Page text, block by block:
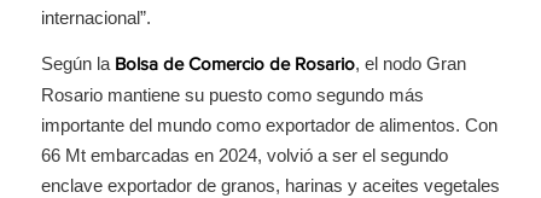
internacional”.
Según la Bolsa de Comercio de Rosario, el nodo Gran
Rosario mantiene su puesto como segundo más
importante del mundo como exportador de alimentos. Con
66 Mt embarcadas en 2024, volvió a ser el segundo
enclave exportador de granos, harinas y aceites vegetales